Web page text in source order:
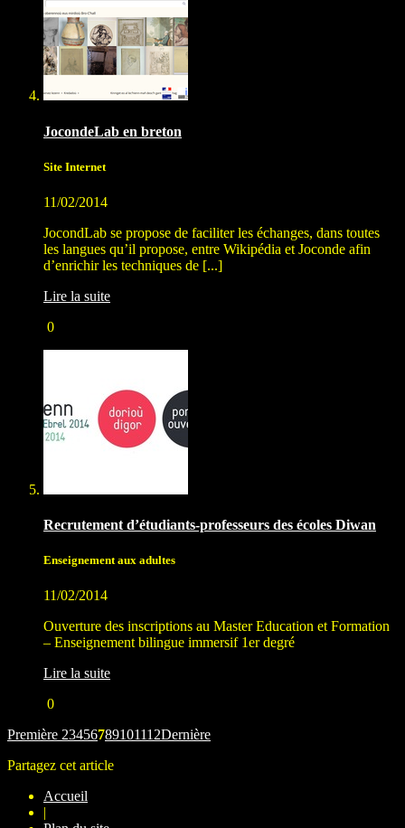
JocondeLab en breton
Site Internet
11/02/2014
JocondLab se propose de faciliter les échanges, dans toutes
les langues qu’il propose, entre Wikipédia et Joconde afin
d’enrichir les techniques de [...]
Lire la suite
0
Recrutement d’étudiants-professeurs des écoles Diwan
Enseignement aux adultes
11/02/2014
Ouverture des inscriptions au Master Education et Formation
– Enseignement bilingue immersif 1er degré
Lire la suite
0
Première 23456789101112Dernière
Partagez cet article
Accueil